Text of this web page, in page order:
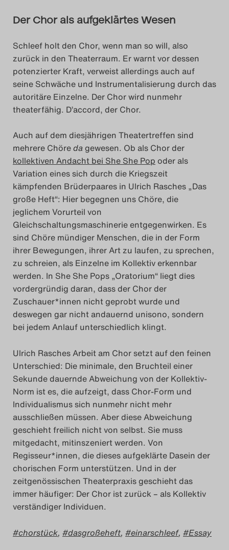
Der Chor als aufgeklärtes Wesen
Schleef holt den Chor, wenn man so will, also
zurück in den Theaterraum. Er warnt vor dessen
potenzierter Kraft, verweist allerdings auch auf
seine Schwäche und Instrumentalisierung durch das
autoritäre Einzelne. Der Chor wird nunmehr
theaterfähig. D’accord, der Chor.
Auch auf dem diesjährigen Theatertreffen sind
mehrere Chöredagewesen. Ob als Chor der
kollektiven Andacht bei She She Pop oder als
Variation eines sich durch die Kriegszeit
kämpfenden Brüderpaares in Ulrich Rasches „Das
große Heft“: Hier begegnen uns Chöre, die
jeglichem Vorurteil von
Gleichschaltungsmaschinerie entgegenwirken. Es
sind Chöre mündiger Menschen, die in der Form
ihrer Bewegungen, ihrer Art zu laufen, zu sprechen,
zu schreien, als Einzelne im Kollektiv erkennbar
werden. In She She Pops „Oratorium“ liegt dies
vordergründig daran, dass der Chor der
Zuschauer*innen nicht geprobt wurde und
deswegen gar nicht andauernd unisono, sondern
bei jedem Anlauf unterschiedlich klingt.
Ulrich Rasches Arbeit am Chor setzt auf den feinen
Unterschied: Die minimale, den Bruchteil einer
Sekunde dauernde Abweichung von der Kollektiv-
Norm ist es, die aufzeigt, dass Chor-Form und
Individualismus sich nunmehr nicht mehr
ausschließen müssen. Aber diese Abweichung
geschieht freilich nicht von selbst. Sie muss
mitgedacht, mitinszeniert werden. Von
Regisseur*innen, die dieses aufgeklärte Dasein der
chorischen Form unterstützen. Und in der
zeitgenössischen Theaterpraxis geschieht das
immer häufiger: Der Chor ist zurück – als Kollektiv
verständiger Individuen.
chorstück, dasgroßeheft, einarschleef, Essay